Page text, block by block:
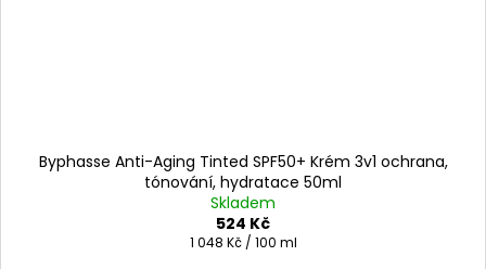
Byphasse Anti-Aging Tinted SPF50+ Krém 3v1 ochrana,
tónování, hydratace 50ml
Skladem
524 Kč
Měrná
1 048 Kč / 100 ml